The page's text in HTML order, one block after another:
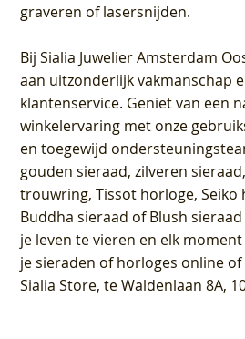
graveren of lasersnijden.
BijSialia Juwelier Amsterdam
aan uitzonderlijk vakmanschap
klantenservice. Geniet van een
winkelervaring met onze
en toegewijd
gouden sieraad, zilveren
trouwring, Tissot horloge, Seiko
Buddha sieraad of Blush
je leven te vieren en elk
je sieraden of horloges online
Sialia Store, te Waldenlaan 8A,